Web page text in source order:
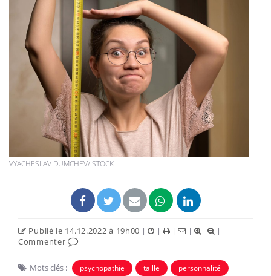
VYACHESLAV DUMCHEV/ISTOCK
Publié le 14.12.2022 à 19h00 | | | |
|
Commenter
Mots clés : psychopathie taille personnalité